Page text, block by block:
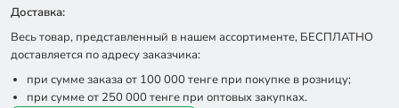
Доставка:
Весь товар, представленный в нашем ассортименте, БЕСПЛАТНО
доставляется по адресу заказчика:
при сумме заказа от 100 000 тенге при покупке в розницу;
при сумме от 250 000 тенге при оптовых закупках.